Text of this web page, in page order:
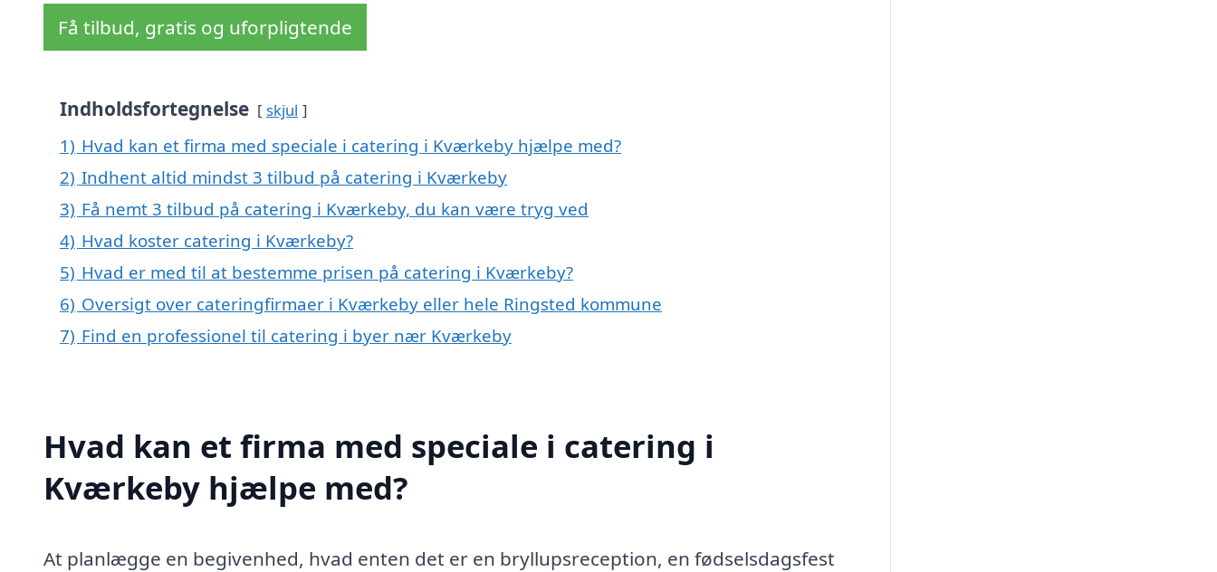
Få tilbud, gratis og uforpligtende
Indholdsfortegnelse skjul
1) Hvad kan et firma med speciale i catering i Kværkeby hjælpe med?
2) Indhent altid mindst 3 tilbud på catering i Kværkeby
3) Få nemt 3 tilbud på catering i Kværkeby, du kan være tryg ved
4) Hvad koster catering i Kværkeby?
5) Hvad er med til at bestemme prisen på catering i Kværkeby?
6) Oversigt over cateringfirmaer i Kværkeby eller hele Ringsted kommune
7) Find en professionel til catering i byer nær Kværkeby
Hvad kan et firma med speciale i catering i
Kværkeby hjælpe med?
At planlægge en begivenhed, hvad enten det er en bryllupsreception, en fødselsdagsfest